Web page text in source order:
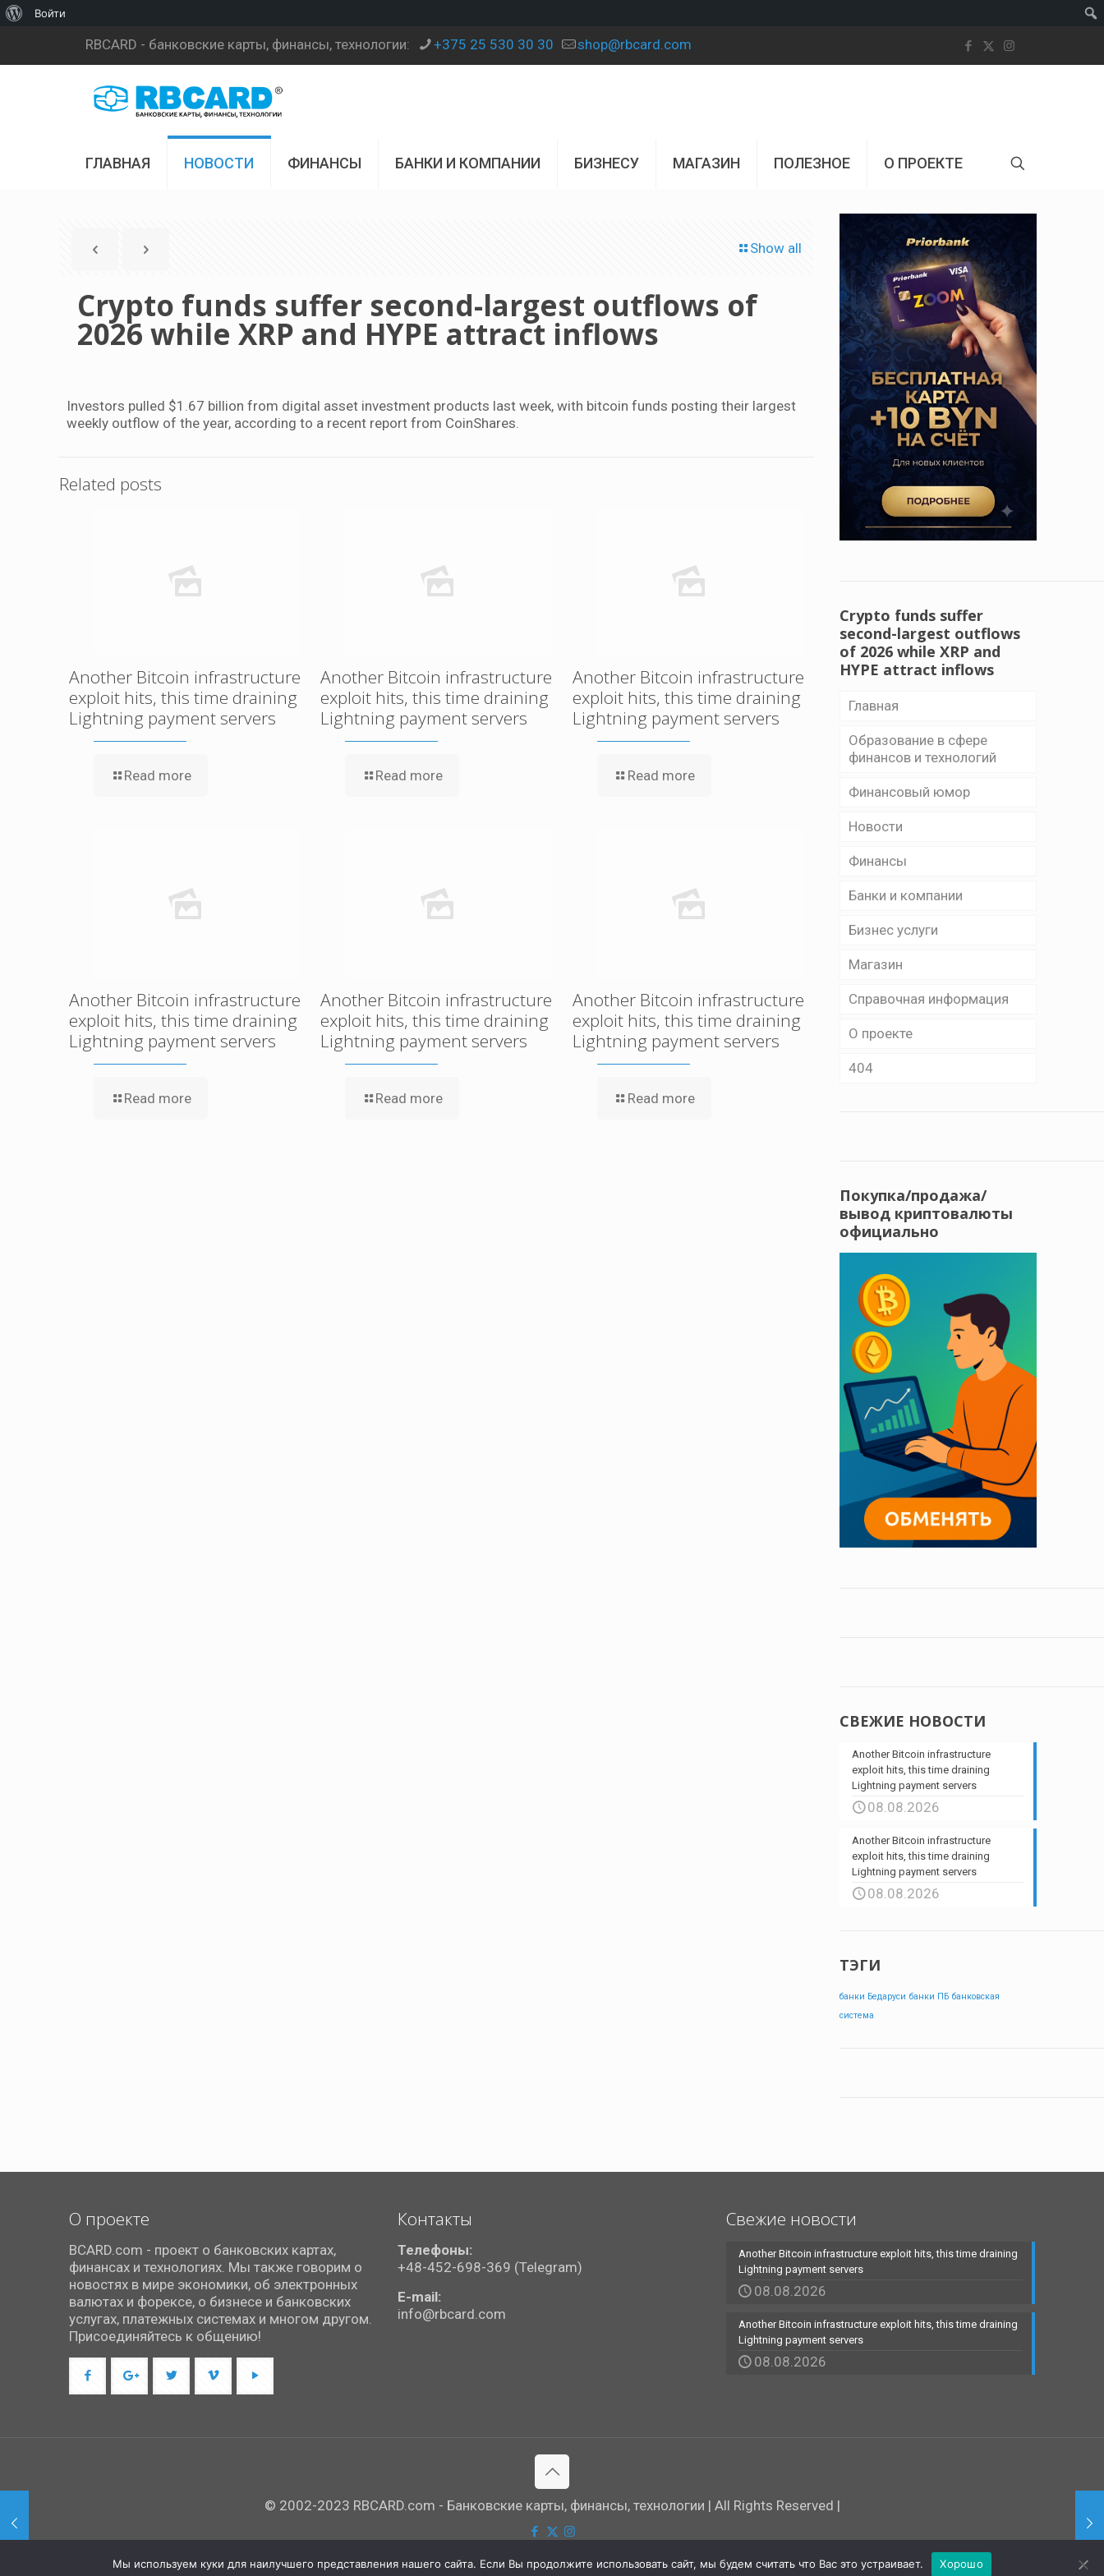
RBCARD - банковские карты, финансы, технологии: +375 25 530 30 30 shop@rbcard.com
ГЛАВНАЯ НОВОСТИ ФИНАНСЫ БАНКИ И КОМПАНИИ БИЗНЕСУ МАГАЗИН ПОЛЕЗНОЕ О ПРОЕКТЕ
Show all
Crypto funds suffer second-largest outflows of
2026 while XRP and HYPE attract inflows
Investors pulled $1.67 billion from digital asset investment products last week, with bitcoin funds posting their largest
weekly outflow of the year, according to a recent report from CoinShares.
Related posts
Another Bitcoin infrastructure
exploit hits, this time draining
Lightning payment servers
Read more
Another Bitcoin infrastructure
exploit hits, this time draining
Lightning payment servers
Read more
Another Bitcoin infrastructure
exploit hits, this time draining
Lightning payment servers
Read more
Another Bitcoin infrastructure
exploit hits, this time draining
Lightning payment servers
Read more
Another Bitcoin infrastructure
exploit hits, this time draining
Lightning payment servers
Read more
Another Bitcoin infrastructure
exploit hits, this time draining
Lightning payment servers
Read more
Crypto funds suffer
second-largest outflows
of 2026 while XRP and
HYPE attract inflows
Главная
Образование в сфере
финансов и технологий
Финансовый юмор
Новости
Финансы
Банки и компании
Бизнес уcлуги
Магазин
Справочная информация
О проекте
404
Покупка/продажа/
вывод криптовалюты
официально
СВЕЖИЕ НОВОСТИ
Another Bitcoin infrastructure
exploit hits, this time draining
Lightning payment servers
08.08.2026
Another Bitcoin infrastructure
exploit hits, this time draining
Lightning payment servers
08.08.2026
ТЭГИ
банки Бедаруси банки ПБ банковская
система
О проекте
BCARD.com - проект о банковских картах,
финансах и технологиях. Мы также говорим о
новостях в мире экономики, об электронных
валютах и форексе, о бизнесе и банковских
услугах, платежных системах и многом другом.
Присоединяйтесь к общению!
Контакты
Телефоны:
+48-452-698-369 (Telegram)
E-mail:
info@rbcard.com
Свежие новости
Another Bitcoin infrastructure exploit hits, this time draining
Lightning payment servers
08.08.2026
Another Bitcoin infrastructure exploit hits, this time draining
Lightning payment servers
08.08.2026
© 2002-2023 RBCARD.com - Банковские карты, финансы, технологии | All Rights Reserved |
Войти
Мы используем куки для наилучшего представления нашего сайта. Если Вы продолжите использовать сайт, мы будем считать что Вас это устраивает. Хорошо